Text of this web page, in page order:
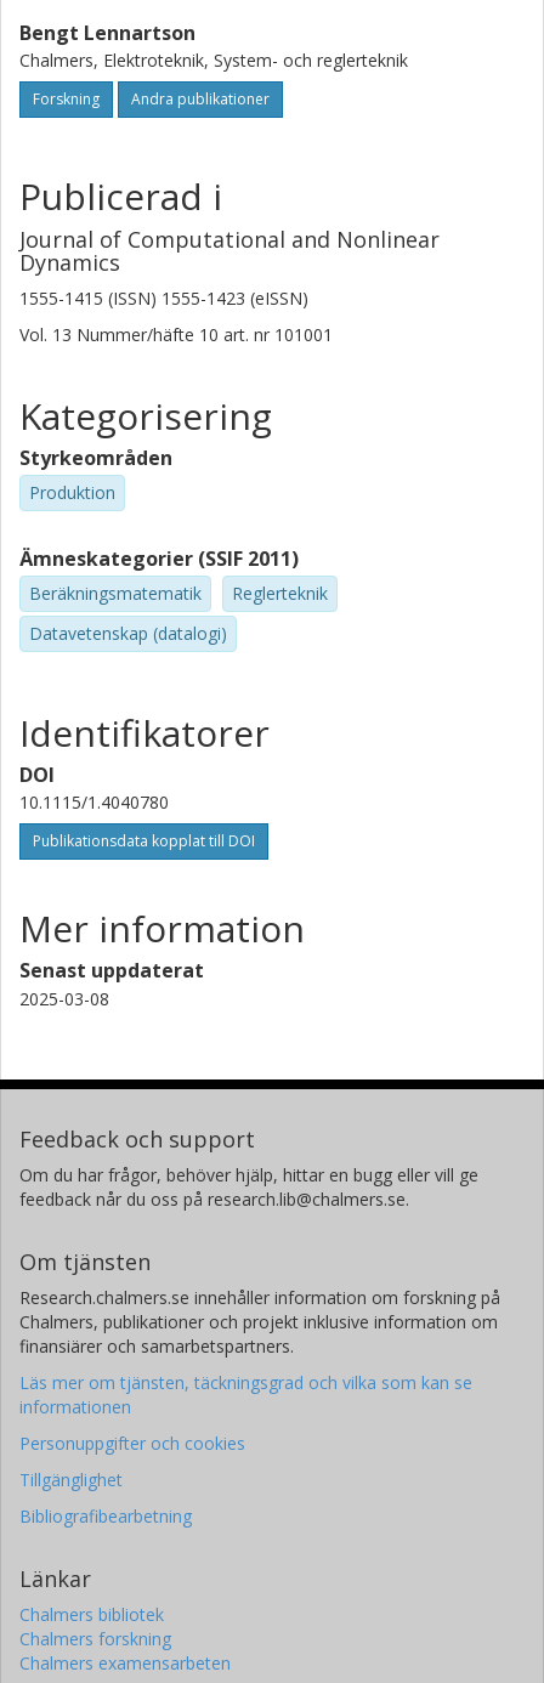
Bengt Lennartson
Chalmers, Elektroteknik, System- och reglerteknik
Forskning Andra publikationer
Publicerad i
Journal of Computational and Nonlinear
Dynamics
1555-1415 (ISSN) 1555-1423 (eISSN)
Vol. 13 Nummer/häfte 10 art. nr 101001
Kategorisering
Styrkeområden
Produktion
Ämneskategorier (SSIF 2011)
Beräkningsmatematik
Reglerteknik
Datavetenskap (datalogi)
Identifikatorer
DOI
10.1115/1.4040780
Publikationsdata kopplat till DOI
Mer information
Senast uppdaterat
2025-03-08
Feedback och support
Om du har frågor, behöver hjälp, hittar en bugg eller vill ge
feedback når du oss på research.lib@chalmers.se.
Om tjänsten
Research.chalmers.se innehåller information om forskning på
Chalmers, publikationer och projekt inklusive information om
finansiärer och samarbetspartners.
Läs mer om tjänsten, täckningsgrad och vilka som kan se
informationen
Personuppgifter och cookies
Tillgänglighet
Bibliografibearbetning
Länkar
Chalmers bibliotek
Chalmers forskning
Chalmers examensarbeten